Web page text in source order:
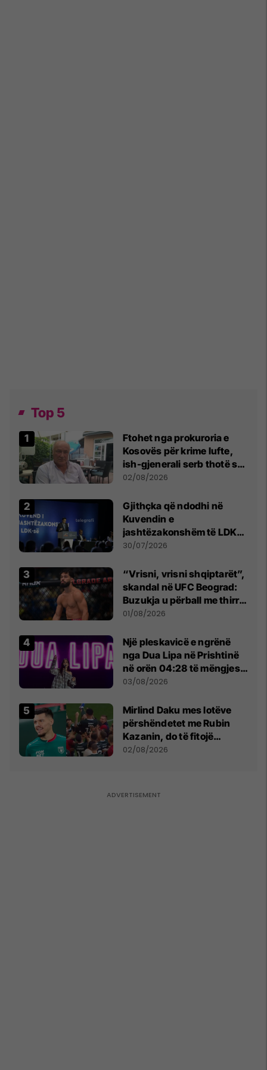
Top 5
Ftohet nga prokuroria e
Kosovës për krime lufte,
ish-gjenerali serb thotë se
dikush e tradhtoi në
02/08/2026
Gjithçka që ndodhi në
Kuvendin e
jashtëzakonshëm të LDK-
së
30/07/2026
“Vrisni, vrisni shqiptarët”,
skandal në UFC Beograd:
Buzukja u përball me thirrje
anti-shqiptare nga
01/08/2026
Një pleskavicë e ngrënë
nga Dua Lipa në Prishtinë
në orën 04:28 të mëngjesit
- dhe bota digjitale serbe
03/08/2026
Mirlind Daku mes lotëve
përshëndetet me Rubin
Kazanin, do të fitojë
miliona te Spartak Moska
02/08/2026